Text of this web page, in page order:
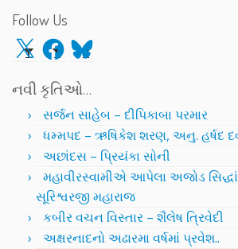
Follow Us
X Facebook
Bluesky
નવી કૃતિઓ…
સર્જન સાહેબ – દીપિકાબા પરમાર
ધમ્મપદ – ઋષિકેશ શરણ, અનુ. હર્ષદ
અછાંદસ – પ્રિયંકા સોની
મહાવીરસ્વામીએ આપેલા અજોડ
સૂરિશ્વરજી મહારાજ
કબીર વચન વિસ્તાર – શૈલેષ ત્રિવેદી
અક્ષરનાદનો અઢારમા વર્ષમાં પ્રવેશ..